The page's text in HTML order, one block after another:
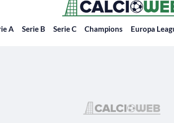
A Serie B Serie C Champions Europa